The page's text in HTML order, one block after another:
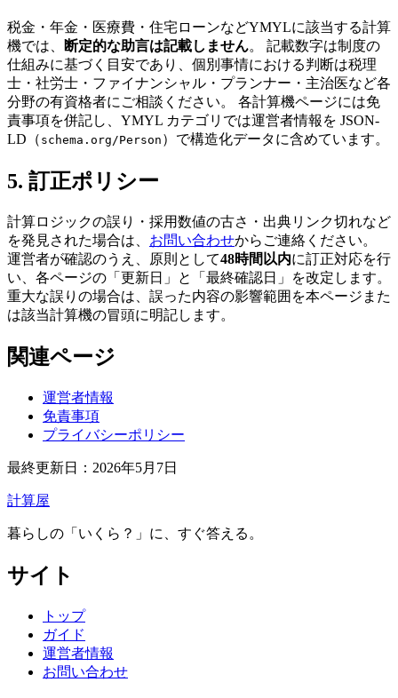
税金・年金・医療費・住宅ローンなどYMYLに該当する計算
機では、
断定的な助言は記載しません。 記載数字は制度の
仕組みに基づく目安であり、個別事情における判断は税理
士・社労士・ファイナンシャル・プランナー・主治医など各
分野の有資格者にご相談ください。 各計算機ページには免
責事項を併記し、YMYL カテゴリでは運営者情報を JSON-
LD（ schema.org/Person ）で構造化データに含めています。
5. 訂正ポリシー
計算ロジックの誤り・採用数値の古さ・出典リンク切れなど
を発見された場合は、 お問い合わせからご連絡ください。
運営者が確認のうえ、原則として48時間以内に訂正対応を行
い、各ページの「更新日」と「最終確認日」を改定します。
重大な誤りの場合は、誤った内容の影響範囲を本ページまた
は該当計算機の冒頭に明記します。
関連ページ
運営者情報
免責事項
プライバシーポリシー
最終更新日：2026年5月7日
計算屋
暮らしの「いくら？」に、すぐ答える 。
サイト
トップ
ガイド
運営者情報
お問い合わせ